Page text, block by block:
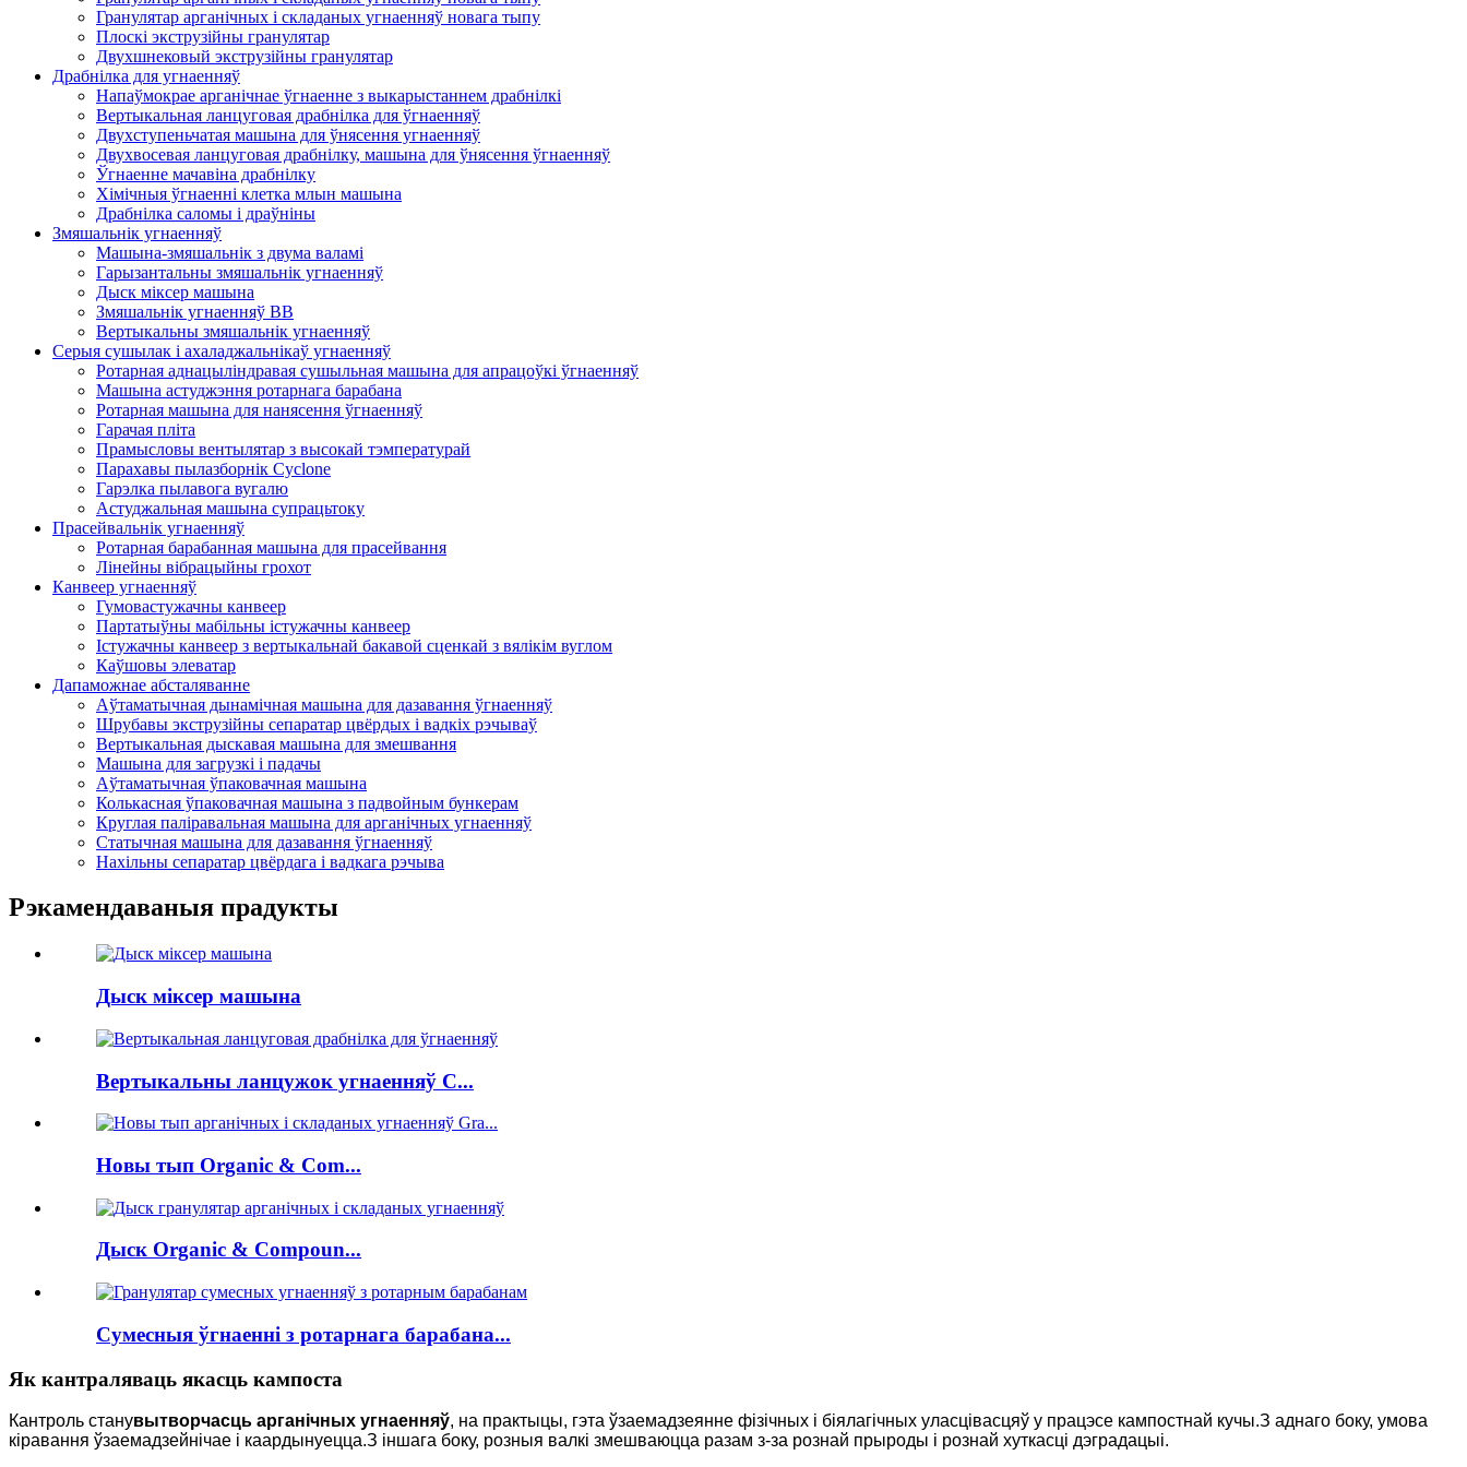
Гранулятар арганічных і складаных угнаенняў новага тыпу
Плоскі экструзійны гранулятар
Двухшнековый экструзійны гранулятар
Драбнілка для угнаенняў
Напаўмокрае арганічнае ўгнаенне з выкарыстаннем драбнілкі
Вертыкальная ланцуговая драбнілка для ўгнаенняў
Двухступеньчатая машына для ўнясення угнаенняў
Двухвосевая ланцуговая драбнілку, машына для ўнясення ўгнаенняў
Ўгнаенне мачавіна драбнілку
Хімічныя ўгнаенні клетка млын машына
Драбнілка саломы і драўніны
Змяшальнік угнаенняў
Машына-змяшальнік з двума валамі
Гарызантальны змяшальнік угнаенняў
Дыск міксер машына
Змяшальнік угнаенняў BB
Вертыкальны змяшальнік угнаенняў
Серыя сушылак і ахаладжальнікаў угнаенняў
Ротарная аднацыліндравая сушыльная машына для апрацоўкі ўгнаенняў
Машына астуджэння ротарнага барабана
Ротарная машына для нанясення ўгнаенняў
Гарачая пліта
Прамысловы вентылятар з высокай тэмпературай
Парахавы пылазборнік Cyclone
Гарэлка пылавога вугалю
Астуджальная машына супрацьтоку
Прасейвальнік угнаенняў
Ротарная барабанная машына для прасейвання
Лінейны вібрацыйны грохот
Канвеер угнаенняў
Гумовастужачны канвеер
Партатыўны мабільны істужачны канвеер
Істужачны канвеер з вертыкальнай бакавой сценкай з вялікім вуглом
Каўшовы элеватар
Дапаможнае абсталяванне
Аўтаматычная дынамічная машына для дазавання ўгнаенняў
Шрубавы экструзійны сепаратар цвёрдых і вадкіх рэчываў
Вертыкальная дыскавая машына для змешвання
Машына для загрузкі і падачы
Аўтаматычная ўпаковачная машына
Колькасная ўпаковачная машына з падвойным бункерам
Круглая паліравальная машына для арганічных угнаенняў
Статычная машына для дазавання ўгнаенняў
Нахільны сепаратар цвёрдага і вадкага рэчыва
Рэкамендаваныя прадукты
Дыск міксер машына
Вертыкальны ланцужок угнаенняў C...
Новы тып Organic & Com...
Дыск Organic & Compoun...
Сумесныя ўгнаенні з ротарнага барабана...
Як кантраляваць якасць кампоста
Кантроль станувытворчасць арганічных угнаенняў, на практыцы, гэта ўзаемадзеянне фізічных і біялагічных уласцівасцяў у працэсе кампостнай кучы.З аднаго боку, умова
кіравання ўзаемадзейнічае і каардынуецца.З іншага боку, розныя валкі змешваюцца разам з-за рознай прыроды і рознай хуткасці дэградацыі.